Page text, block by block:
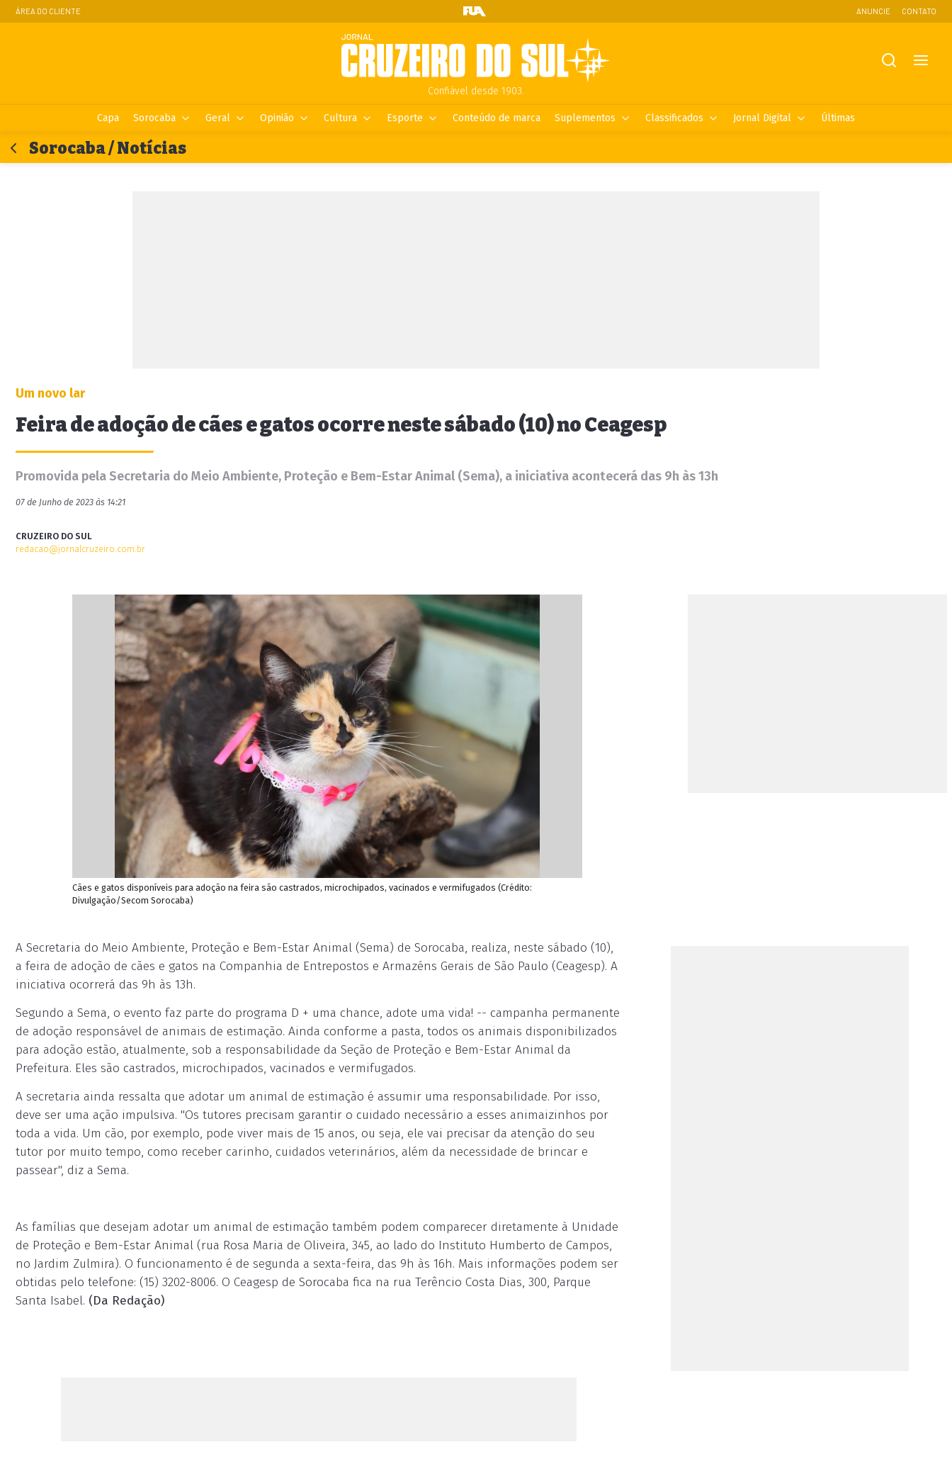
ÁREA DO CLIENTE ANUNCIE CONTATO
Confiável desde 1903.
Capa Sorocaba Geral Opinião Cultura Esporte Conteúdo de marca Suplementos Classificados Jornal Digital Últimas
Sorocaba / Notícias
Um novo lar
Feira de adoção de cães e gatos ocorre neste sábado (10) no Ceagesp
Promovida pela Secretaria do Meio Ambiente, Proteção e Bem-Estar Animal (Sema), a iniciativa acontecerá das 9h às 13h
07 de Junho de 2023 às 14:21
CRUZEIRO DO SUL
redacao@jornalcruzeiro.com.br
Cães e gatos disponíveis para adoção na feira são castrados, microchipados, vacinados e vermifugados (Crédito:
Divulgação/Secom Sorocaba)
A Secretaria do Meio Ambiente, Proteção e Bem-Estar Animal (Sema) de Sorocaba, realiza, neste sábado (10),
a feira de adoção de cães e gatos na Companhia de Entrepostos e Armazéns Gerais de São Paulo (Ceagesp). A
iniciativa ocorrerá das 9h às 13h.
Segundo a Sema, o evento faz parte do programa D + uma chance, adote uma vida! -- campanha permanente
de adoção responsável de animais de estimação. Ainda conforme a pasta, todos os animais disponibilizados
para adoção estão, atualmente, sob a responsabilidade da Seção de Proteção e Bem-Estar Animal da
Prefeitura. Eles são castrados, microchipados, vacinados e vermifugados.
A secretaria ainda ressalta que adotar um animal de estimação é assumir uma responsabilidade. Por isso,
deve ser uma ação impulsiva. "Os tutores precisam garantir o cuidado necessário a esses animaizinhos por
toda a vida. Um cão, por exemplo, pode viver mais de 15 anos, ou seja, ele vai precisar da atenção do seu
tutor por muito tempo, como receber carinho, cuidados veterinários, além da necessidade de brincar e
passear", diz a Sema.
As famílias que desejam adotar um animal de estimação também podem comparecer diretamente à Unidade
de Proteção e Bem-Estar Animal (rua Rosa Maria de Oliveira, 345, ao lado do Instituto Humberto de Campos,
no Jardim Zulmira). O funcionamento é de segunda a sexta-feira, das 9h às 16h. Mais informações podem ser
obtidas pelo telefone: (15) 3202-8006. O Ceagesp de Sorocaba fica na rua Terêncio Costa Dias, 300, Parque
Santa Isabel. (Da Redação)